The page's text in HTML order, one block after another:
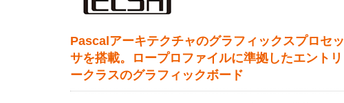
Pascalアーキテクチャのグラフィックスプロセッ
サを搭載。ロープロファイルに準拠したエントリ
ークラスのグラフィックボード